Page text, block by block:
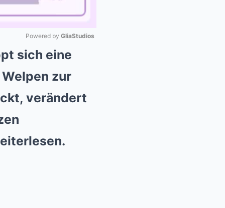
Powered by GliaStudios
sich eine
zur
verändert